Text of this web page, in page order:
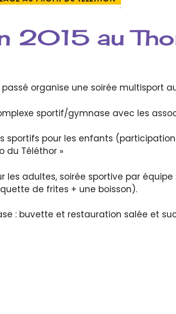
2015 au
passé organise une soirée multisport
sportif/gymnase avec les
sportifs pour les enfants
du Téléthor »
les adultes, soirée sportive par
de frites + une boisson).
: buvette et restauration salée et